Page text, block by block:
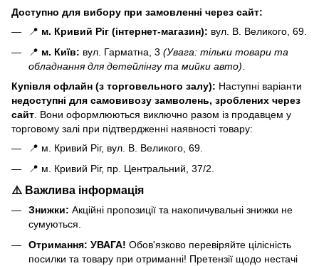
Доступно для вибору при замовленні через сайт:
📍 м. Кривий Ріг (інтернет-магазин): вул. В. Великого, 69.
📍 м. Київ: вул. Гарматна, 3 (Увага: тільки товари та
обладнання для детейлінгу та мийки авто)
Купівля офлайн (з торговельного залу): Наступні варіанти
недоступні для самовивозу замволень, зроблених через
сайт . Вони оформлюються виключно разом із продавцем у
торговому залі при підтвердженні наявності товару:
📍 м. Кривий Ріг, вул. В. Великого, 69.
📍 м. Кривий Ріг, пр. Центральний, 37/2.
⚠️ Важлива інформація
Знижки: Акційні пропозиції та накопичувальні знижки не
сумуються.
Отримання: УВАГА! Обов'язково перевіряйте цілісність
посилки та товару при отриманні! Претензії щодо нестачі